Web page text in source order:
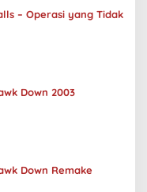
– Operasi yang Tidak
Down 2003
Down Remake